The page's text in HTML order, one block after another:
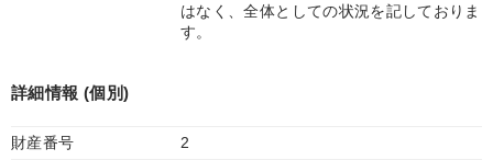
はなく、全体としての状況を記しておりま
す。
詳細情報 (個別)
財産番号
2